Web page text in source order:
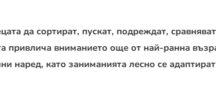
да сортират, пускат, подреждат,
привлича вниманието още от най-ранна
наред, като заниманията лесно се